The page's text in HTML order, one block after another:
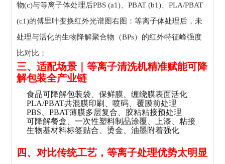
物(c)与等离子体处理后PBS (a1)、PBAT (b1)、PLA/PBAT
(c1)的傅里叶变换红外光谱图右图：等离子体处理后，未
处理与活化的生物降解聚合物（BPs）的红外特征峰强度
比对比；
三、适配场景｜等离子清洗机精准赋能可降
解包装全产业链
食品可降解包装袋、保鲜膜、缠绕膜表面活化
PLA/PBAT共混膜印刷、喷码、覆膜前处理
PBS、PBAT薄膜多层复合、胶粘粘接预处理
可降解餐盒、一次性塑料制品涂覆、上漆、粘接
生物基材料标签贴合、烫金、油墨附着强化
四、对比传统工艺，等离子处理优势太明显